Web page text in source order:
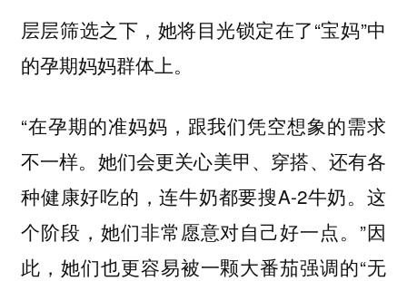
层层筛选之下，她将目光锁定在了“宝妈”中
的孕期妈妈群体上。
“在孕期的准妈妈，跟我们凭空想象的需求
不一样。她们会更关心美甲、穿搭、还有各
种健康好吃的，连牛奶都要搜A-2牛奶。这
个阶段，她们非常愿意对自己好一点。”因
此，她们也更容易被一颗大番茄强调的“无